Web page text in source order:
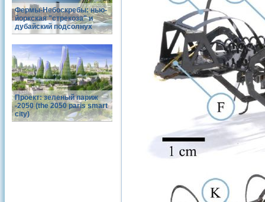
Фермы-Небоскребы: нью-
йоркская "стрекоза" и
дубайский подсолнух
Проект: зеленый париж
-2050 (the 2050 paris smart
city)